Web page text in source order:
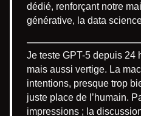
dédié, renforçant notre
générative, la data
Je teste GPT-5 depuis 24
mais aussi vertige. La
intentions, presque trop
juste place de l’humain.
impressions ; la